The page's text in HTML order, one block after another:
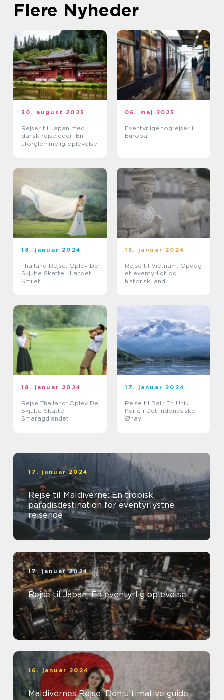
Flere Nyheder
30. august 2025
Rejser til Japan med
dansk rejseleder: En
uforglemmelig oplevelse
06. maj 2025
Eventyrlige togrejser i
Europa
18. januar 2024
Thailand Rejse: Oplev De
Skjulte Skatte i Landet
Smilet
18. januar 2024
Rejse til Vietnam: Opdag
et eventyrligt og
historisk land
18. januar 2024
Rejse Thailand: Oplev De
Skjulte Skatte i
Smaragdlandet
17. januar 2024
Rejse til Bali: En Unik
Perle i Det Indonesiske
Øhav
17. januar 2024
Rejse til Maldiverne: En tropisk
paradisdestination for eventyrlystne
rejsende
17. januar 2024
Rejse til Japan: En eventyrlig oplevelse
16. januar 2024
Maldivernes Rejse: Den ultimative guide